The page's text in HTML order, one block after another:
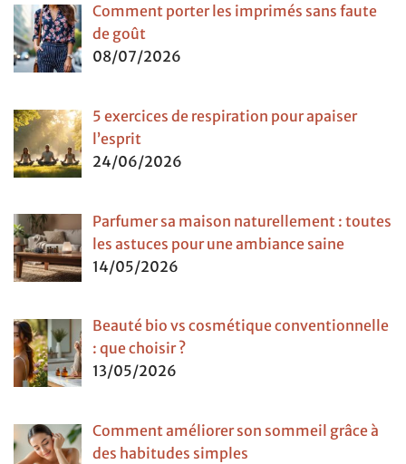
Comment porter les imprimés sans faute
de goût
08/07/2026
5 exercices de respiration pour apaiser
l’esprit
24/06/2026
Parfumer sa maison naturellement : toutes
les astuces pour une ambiance saine
14/05/2026
Beauté bio vs cosmétique conventionnelle
: que choisir ?
13/05/2026
Comment améliorer son sommeil grâce à
des habitudes simples